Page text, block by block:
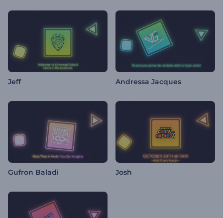
Jeff Andressa Jacques
Gufron Baladi Josh